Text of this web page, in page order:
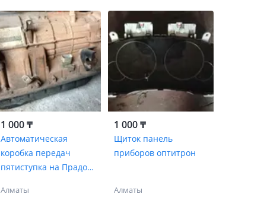
1 000 ₸
Автоматическая
коробка передач
пятиступка на Прадо
Алматы
1 000 ₸
Щиток панель
приборов оптитрон
Алматы